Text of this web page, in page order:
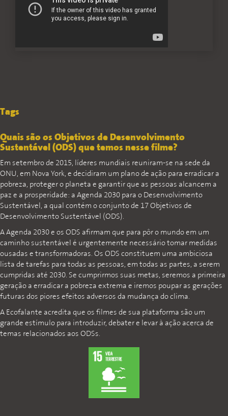
Tags
Quais são os Objetivos de Desenvolvimento
Sustentável (ODS) que temos nesse filme?
Em setembro de 2015, líderes mundiais reuniram-se na sede da
ONU, em Nova York, e decidiram um plano de ação para erradicar a
pobreza, proteger o planeta e garantir que as pessoas alcancem a
paz e a prosperidade: a Agenda 2030 para o Desenvolvimento
Sustentável, a qual contém o conjunto de 17 Objetivos de
Desenvolvimento Sustentável (ODS).
A Agenda 2030 e os ODS afirmam que para pôr o mundo em um
caminho sustentável é urgentemente necessário tomar medidas
ousadas e transformadoras. Os ODS constituem uma ambiciosa
lista de tarefas para todas as pessoas, em todas as partes, a serem
cumpridas até 2030. Se cumprirmos suas metas, seremos a primeira
geração a erradicar a pobreza extrema e iremos poupar as gerações
futuras dos piores efeitos adversos da mudança do clima.
A Ecofalante acredita que os filmes de sua plataforma são um
grande estímulo para introduzir, debater e levar à ação acerca de
temas relacionados aos ODSs.